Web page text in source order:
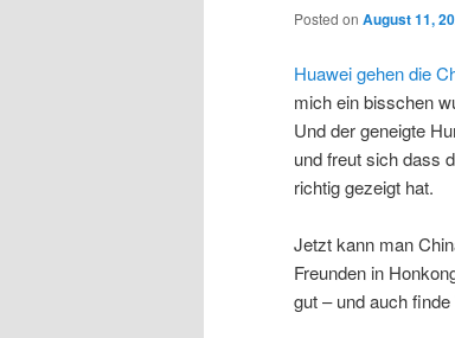
Posted on August 11,
Huawei gehen die
mich ein bisschen
Und der geneigte
und freut sich dass
richtig gezeigt hat.
Jetzt kann man
Freunden in
gut – und auch